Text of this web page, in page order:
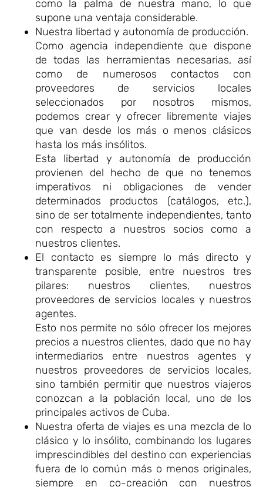
como la palma de nuestra mano, lo que
supone una ventaja considerable.
Nuestra libertad y autonomía de producción.
Como agencia independiente que dispone
de todas las herramientas necesarias, así
como de numerosos contactos con
proveedores de servicios locales
seleccionados por nosotros mismos,
podemos crear y ofrecer libremente viajes
que van desde los más o menos clásicos
hasta los más insólitos.
Esta libertad y autonomía de producción
provienen del hecho de que no tenemos
imperativos ni obligaciones de vender
determinados productos (catálogos, etc.),
sino de ser totalmente independientes, tanto
con respecto a nuestros socios como a
nuestros clientes.
El contacto es siempre lo más directo y
transparente posible, entre nuestros tres
pilares: nuestros clientes, nuestros
proveedores de servicios locales y nuestros
agentes.
Esto nos permite no sólo ofrecer los mejores
precios a nuestros clientes, dado que no hay
intermediarios entre nuestros agentes y
nuestros proveedores de servicios locales,
sino también permitir que nuestros viajeros
conozcan a la población local, uno de los
principales activos de Cuba.
Nuestra oferta de viajes es una mezcla de lo
clásico y lo insólito, combinando los lugares
imprescindibles del destino con experiencias
fuera de lo común más o menos originales,
siempre en co-creación con nuestros